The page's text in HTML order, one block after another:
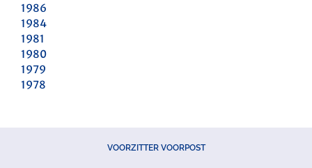
1986
1984
1981
1980
1979
1978
VOORZITTER VOORPOST